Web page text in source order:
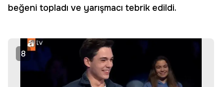
beğeni topladı ve yarışmacı tebrik edildi.
8